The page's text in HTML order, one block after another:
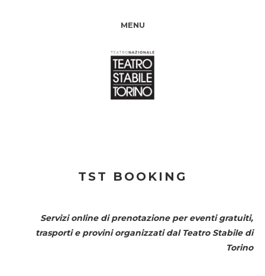
MENU
TST BOOKING
Servizi online di prenotazione per eventi gratuiti,
trasporti e provini organizzati dal Teatro Stabile di
Torino